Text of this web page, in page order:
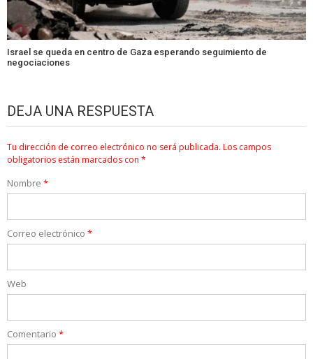
Israel se queda en centro de Gaza esperando seguimiento de
negociaciones
DEJA UNA RESPUESTA
Tu dirección de correo electrónico no será publicada. Los campos
obligatorios están marcados con *
Nombre *
Correo electrónico *
Web
Comentario *